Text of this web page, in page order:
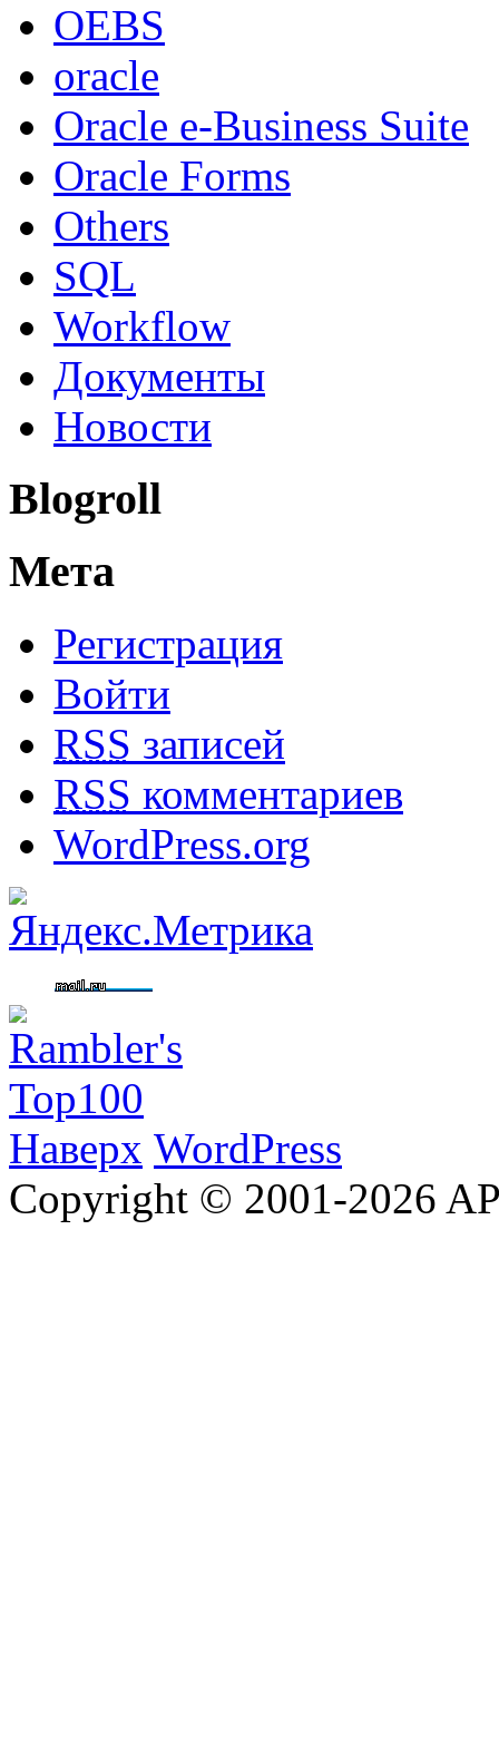
OEBS
oracle
Oracle e-Business Suite
Oracle Forms
Others
SQL
Workflow
Документы
Новости
Blogroll
Мета
Регистрация
Войти
RSS записей
RSS комментариев
WordPress.org
Наверх WordPress
Copyright © 2001-2026